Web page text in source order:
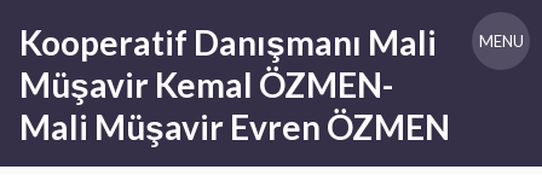
content
Kooperatif Danışmanı Mali
Müşavir Kemal ÖZMEN-
Mali Müşavir Evren ÖZMEN
MENU